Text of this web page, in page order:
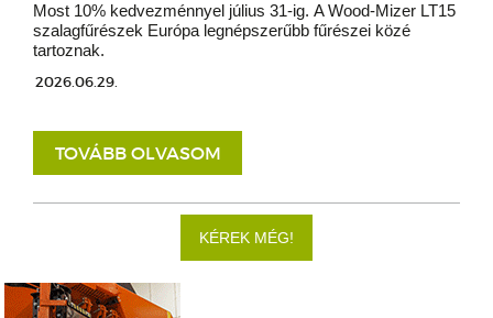
Most 10% kedvezménnyel július 31-ig. A Wood-Mizer LT15
szalagfűrészek Európa legnépszerűbb fűrészei közé
tartoznak.
2026.06.29.
TOVÁBB OLVASOM
KÉREK MÉG!